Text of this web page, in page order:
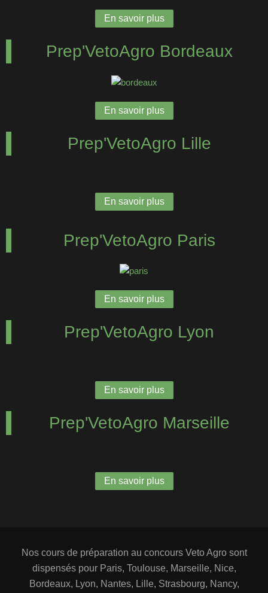
En savoir plus
Prep'VetoAgro Bordeaux
En savoir plus
Prep'VetoAgro Lille
En savoir plus
Prep'VetoAgro Paris
En savoir plus
Prep'VetoAgro Lyon
En savoir plus
Prep'VetoAgro Marseille
En savoir plus
Nos cours de préparation au concours Veto Agro sont
dispensés pour Paris, Toulouse, Marseille, Nice,
Bordeaux, Lyon, Nantes, Lille, Strasbourg, Nancy,